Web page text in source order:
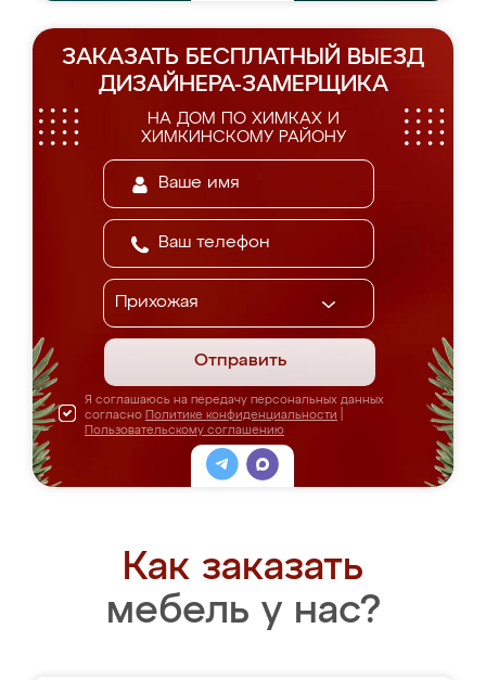
ЗАКАЗАТЬ БЕСПЛАТНЫЙ ВЫЕЗД
ДИЗАЙНЕРА-ЗАМЕРЩИКА
НА ДОМ ПО ХИМКАХ И
ХИМКИНСКОМУ РАЙОНУ
Отправить
Я соглашаюсь на передачу персональных данных
согласно Политике конфиденциальности
Пользовательскому соглашению
Как заказать
мебель у нас?